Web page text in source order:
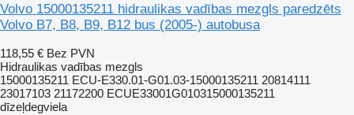
Volvo 15000135211 hidraulikas vadības mezgls paredzēts
Volvo B7, B8, B9, B12 bus (2005-) autobusa
118,55 € Bez PVN
Hidraulikas vadības mezgls
15000135211 ECU-E330.01-G01.03-15000135211 20814111
23017103 21172200 ECUE33001G010315000135211
dīzeļdegviela